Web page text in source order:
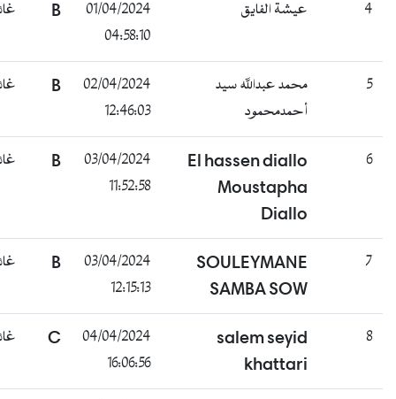
عيشة الفايق
01/04/2024
04:58:10
B غائب
محمد عبدالله سيد
أحمدمحمود
02/04/2024
12:46:03
B غائب
El hassen diallo
Moustapha
Diallo
03/04/2024
11:52:58
B غائب
SOULEYMANE
SAMBA SOW
03/04/2024
12:15:13
B غائب
salem seyid
khattari
04/04/2024
16:06:56
C غائب